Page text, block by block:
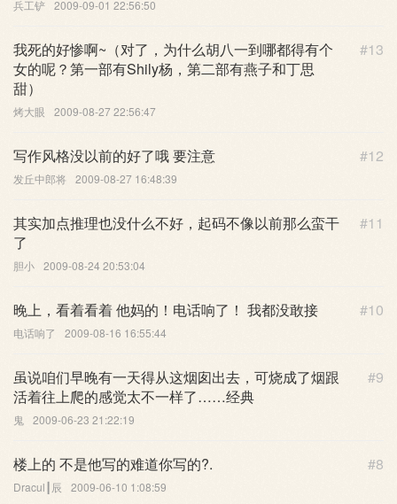
兵工铲 2009-09-01 22:56:50
#13
我死的好惨啊~（对了，为什么胡八一到哪都得有个
女的呢？第一部有Shily杨，第二部有燕子和丁思
甜）
烤大眼 2009-08-27 22:56:47
#12
写作风格没以前的好了哦 要注意
发丘中郎将 2009-08-27 16:48:39
#11
其实加点推理也没什么不好，起码不像以前那么蛮干
了
胆小 2009-08-24 20:53:04
#10
晚上，看着看着 他妈的！电话响了！ 我都没敢接
电话响了 2009-08-16 16:55:44
#9
虽说咱们早晚有一天得从这烟囱出去，可烧成了烟跟
活着往上爬的感觉太不一样了……经典
鬼 2009-06-23 21:22:19
#8
楼上的 不是他写的难道你写的?.
Dracul┃辰 2009-06-10 1:08:59